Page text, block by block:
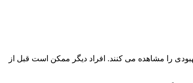
را مشاهده می کنند. افراد دیگر ممکن است قبل از